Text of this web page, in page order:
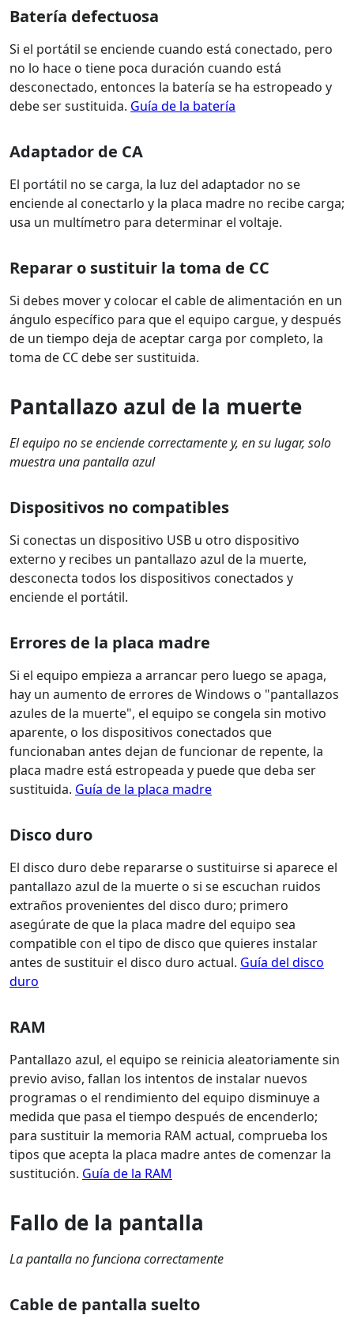
Batería defectuosa
Si el portátil se enciende cuando está conectado, pero
no lo hace o tiene poca duración cuando está
desconectado, entonces la batería se ha estropeado y
debe ser sustituida. Guía de la batería
Adaptador de CA
El portátil no se carga, la luz del adaptador no se
enciende al conectarlo y la placa madre no recibe carga;
usa un multímetro para determinar el voltaje.
Reparar o sustituir la toma de CC
Si debes mover y colocar el cable de alimentación en un
ángulo específico para que el equipo cargue, y después
de un tiempo deja de aceptar carga por completo, la
toma de CC debe ser sustituida.
Pantallazo azul de la muerte
El equipo no se enciende correctamente y, en su lugar, solo
muestra una pantalla azul
Dispositivos no compatibles
Si conectas un dispositivo USB u otro dispositivo
externo y recibes un pantallazo azul de la muerte,
desconecta todos los dispositivos conectados y
enciende el portátil.
Errores de la placa madre
Si el equipo empieza a arrancar pero luego se apaga,
hay un aumento de errores de Windows o "pantallazos
azules de la muerte", el equipo se congela sin motivo
aparente, o los dispositivos conectados que
funcionaban antes dejan de funcionar de repente, la
placa madre está estropeada y puede que deba ser
sustituida. Guía de la placa madre
Disco duro
El disco duro debe repararse o sustituirse si aparece el
pantallazo azul de la muerte o si se escuchan ruidos
extraños provenientes del disco duro; primero
asegúrate de que la placa madre del equipo sea
compatible con el tipo de disco que quieres instalar
antes de sustituir el disco duro actual. Guía del disco
duro
RAM
Pantallazo azul, el equipo se reinicia aleatoriamente sin
previo aviso, fallan los intentos de instalar nuevos
programas o el rendimiento del equipo disminuye a
medida que pasa el tiempo después de encenderlo;
para sustituir la memoria RAM actual, comprueba los
tipos que acepta la placa madre antes de comenzar la
sustitución. Guía de la RAM
Fallo de la pantalla
La pantalla no funciona correctamente
Cable de pantalla suelto